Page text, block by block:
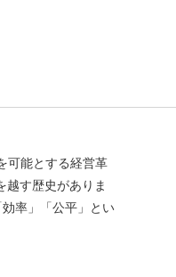
可能とする経営革
越す歴史がありま
率」「公平」とい